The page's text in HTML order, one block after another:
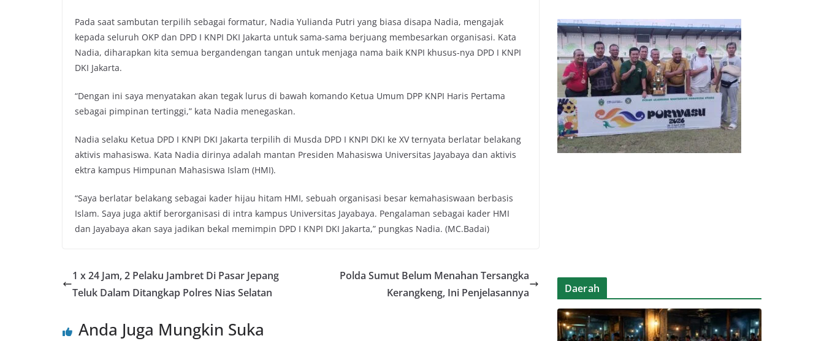
Pada saat sambutan terpilih sebagai formatur, Nadia Yulianda Putri yang biasa disapa Nadia, mengajak
kepada seluruh OKP dan DPD I KNPI DKI Jakarta untuk sama-sama berjuang membesarkan organisasi. Kata
Nadia, diharapkan kita semua bergandengan tangan untuk menjaga nama baik KNPI khusus-nya DPD I KNPI
DKI Jakarta.
“Dengan ini saya menyatakan akan tegak lurus di bawah komando Ketua Umum DPP KNPI Haris Pertama
sebagai pimpinan tertinggi,” kata Nadia menegaskan.
Nadia selaku Ketua DPD I KNPI DKI Jakarta terpilih di Musda DPD I KNPI DKI ke XV ternyata berlatar belakang
aktivis mahasiswa. Kata Nadia dirinya adalah mantan Presiden Mahasiswa Universitas Jayabaya dan aktivis
ektra kampus Himpunan Mahasiswa Islam (HMI).
“Saya berlatar belakang sebagai kader hijau hitam HMI, sebuah organisasi besar kemahasiswaan berbasis
Islam. Saya juga aktif berorganisasi di intra kampus Universitas Jayabaya. Pengalaman sebagai kader HMI
dan Jayabaya akan saya jadikan bekal memimpin DPD I KNPI DKI Jakarta,” pungkas Nadia. (MC.Badai)
1 x 24 Jam, 2 Pelaku Jambret Di Pasar Jepang
Teluk Dalam Ditangkap Polres Nias Selatan
Polda Sumut Belum Menahan Tersangka
Kerangkeng, Ini Penjelasannya
Anda Juga Mungkin Suka
Daerah